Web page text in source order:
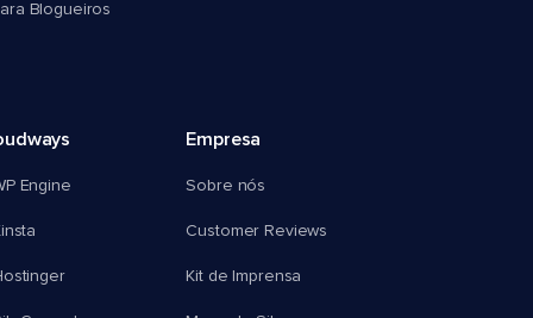
Blogueiros
Engine
Empresa
Sobre nós
Customer Reviews
Kit de Imprensa